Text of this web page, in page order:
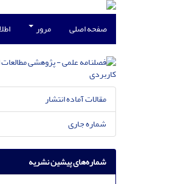
صفحه اصلی مرور
مقالات آماده انتشار
شماره جاری
شماره‌های پیشین نشریه